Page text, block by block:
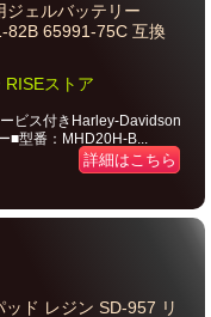
ジェルバッテリー
82B 65991-75C 互換
ストア
ビス付きHarley-Davidson
■型番：MHD20H-B...
詳細はこちら
ド レジン SD-957 リ